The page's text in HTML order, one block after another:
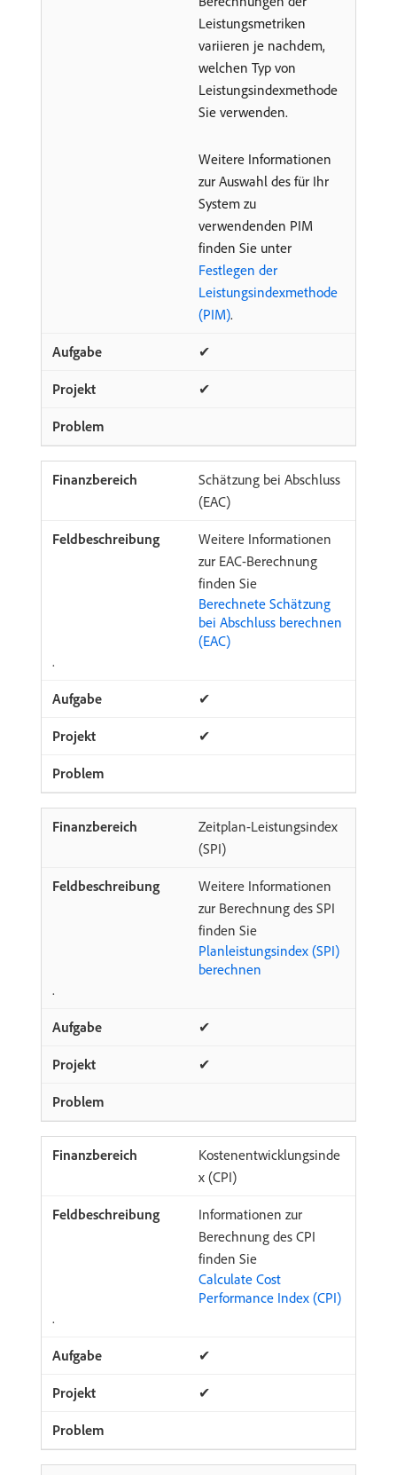
Leistungsmetriken
variieren je nachdem,
welchen Typ von
Leistungsindexmethode
Sie verwenden.
Weitere Informationen
zur Auswahl des für Ihr
System zu
verwendenden PIM
finden Sie unter
Festlegen der
Leistungsindexmethode
(PIM).
✔
✔
Schätzung bei Abschluss
(EAC)
Weitere Informationen
zur EAC-Berechnung
finden Sie
Berechnete Schätzung
bei Abschluss berechnen
(EAC)
.
✔
✔
Zeitplan-Leistungsindex
(SPI)
Weitere Informationen
zur Berechnung des SPI
finden Sie
Planleistungsindex (SPI)
berechnen
.
✔
✔
Kostenentwicklungsinde
x (CPI)
Informationen zur
Berechnung des CPI
finden Sie
Calculate Cost
Performance Index (CPI)
.
✔
✔